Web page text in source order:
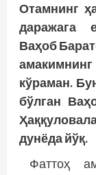
Отамнинг
даражага
Ваҳоб
кўраман.
бўлган
дунёда йўқ.
Фаттоҳ